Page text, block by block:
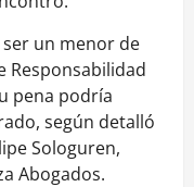
un menor de
Responsabilidad
pena podría
según detalló
Sologuren,
Abogados.